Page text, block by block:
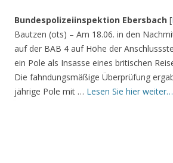
Bundespolizeiinspektion Ebersbach [
Bautzen (ots) – Am 18.06. in den
auf der BAB 4 auf Höhe der
ein Pole als Insasse eines britischen
Die fahndungsmäßige Überprüfung
jährige Pole mit … Lesen Sie hier weiter…